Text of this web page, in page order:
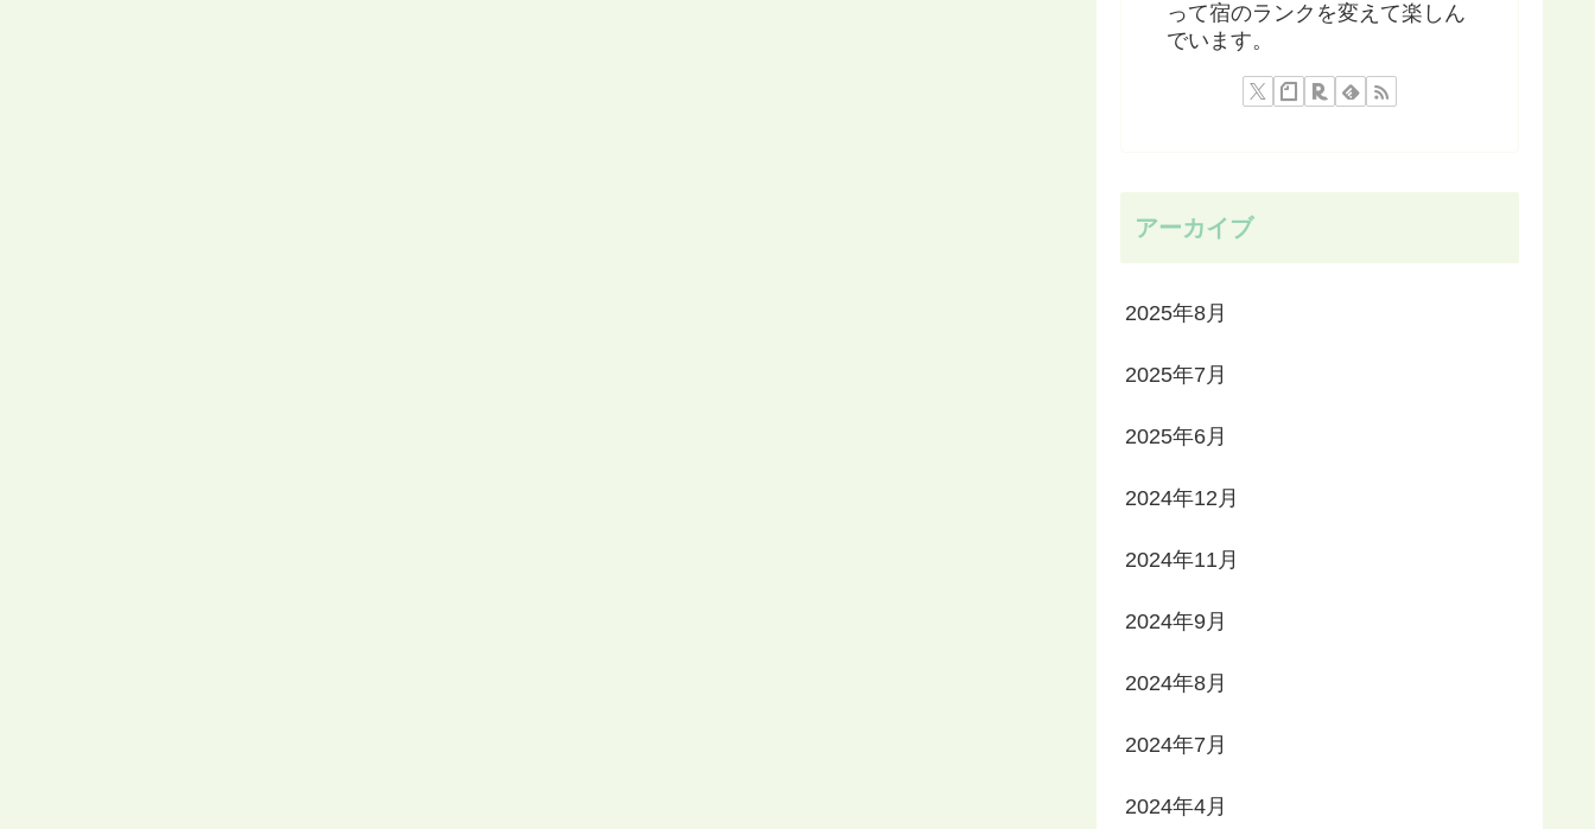
って宿のランクを変えて楽しん
でいます。
アーカイブ
2025年8月
2025年7月
2025年6月
2024年12月
2024年11月
2024年9月
2024年8月
2024年7月
2024年4月